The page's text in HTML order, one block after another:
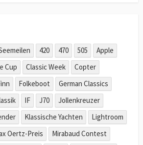
420 470 505
Apple
Cup Classic Week
Copter
Folkeboot
German Classics
IF J70
Jollenkreuzer
Klassische Yachten
Lightroom
Oertz-Preis
Mirabaud Contest